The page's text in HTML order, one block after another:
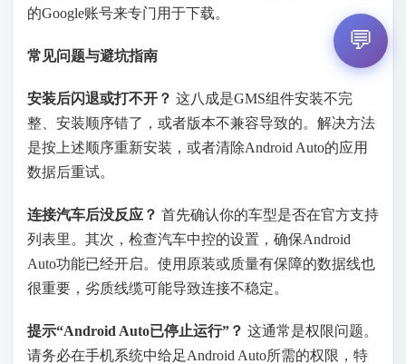
的Google账号来专门用于下载。
常见问题与避坑指南
安装后闪退或打不开？ ​ 这八成是GMS组件安装不完
整、安装顺序错了，或者版本不兼容导致的。解决方法
是按上述顺序重新安装，或者清除Android Auto的应用
数据后重试。
连接汽车后没反应？ ​ 首先确认你的车型是否在官方支持
列表里。其次，检查汽车中控的设置，确保Android
Auto功能已经开启。使用原装或质量有保障的数据线也
很重要，劣质线缆可能导致连接不稳定。
提示“Android Auto已停止运行”？ ​ 这通常是权限问题。
请务必在手机系统中给足Android Auto所需的权限，特
💬